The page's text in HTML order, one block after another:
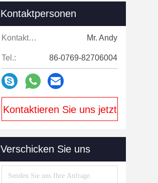
Kontaktpersonen
Kontaktpersonen: Mr. Andy
Tel.: 86-0769-82706004
Kontaktieren Sie uns jetzt
Verschicken Sie uns